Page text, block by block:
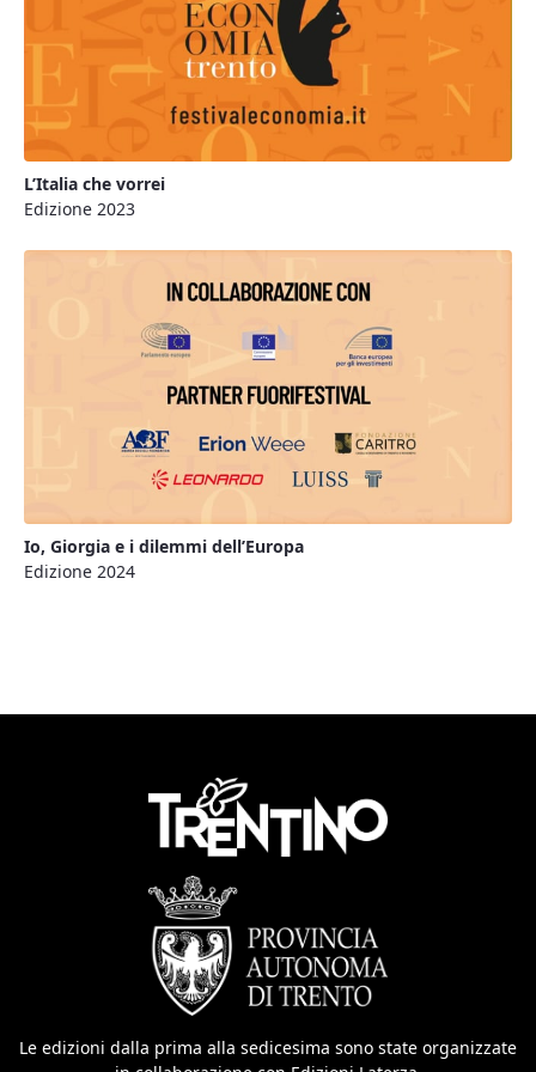
L’Italia che vorrei
Edizione 2023
Io, Giorgia e i dilemmi dell’Europa
Edizione 2024
Le edizioni dalla prima alla sedicesima sono state organizzate